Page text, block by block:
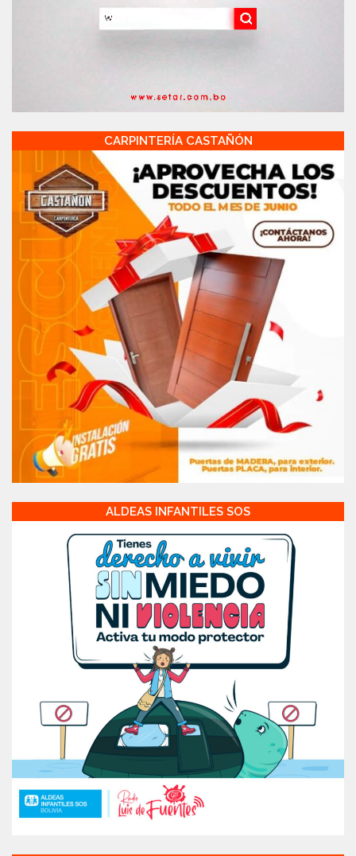
CARPINTERÍA CASTAÑÓN
ALDEAS INFANTILES SOS